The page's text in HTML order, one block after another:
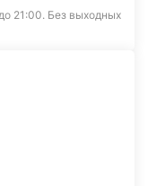
21:00. Без выходных